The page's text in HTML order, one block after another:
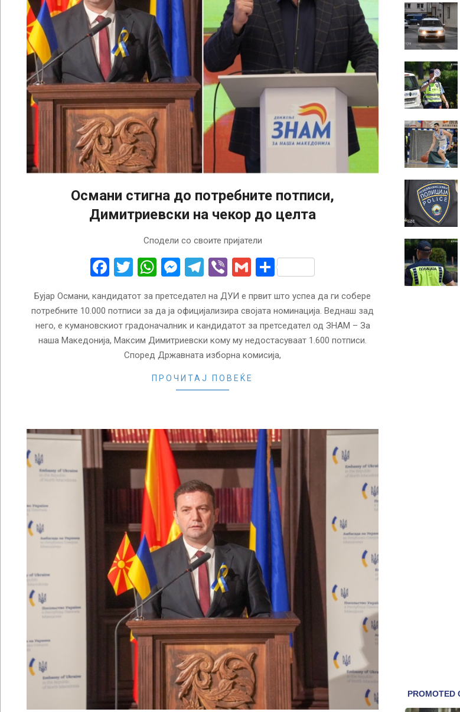
Османи стигна до потребните потписи,
Димитриевски на чекор до целта
Сподели со своите пријатели
Facebook
Twitter
WhatsApp
Messenger
Telegram
ViberGmailShare
Бујар Османи, кандидатот за претседател на ДУИ е првит што успеа да ги собере
потребните 10.000 потписи за да ја официјализира својата номинација. Веднаш зад
него, е кумановскиот градоначалник и кандидатот за претседател од ЗНАМ – За
наша Македонија, Максим Димитриевски кому му недостасуваат 1.600 потписи.
Според Државната изборна комисија,
ПРОЧИТАЈ ПОВЕЌЕ